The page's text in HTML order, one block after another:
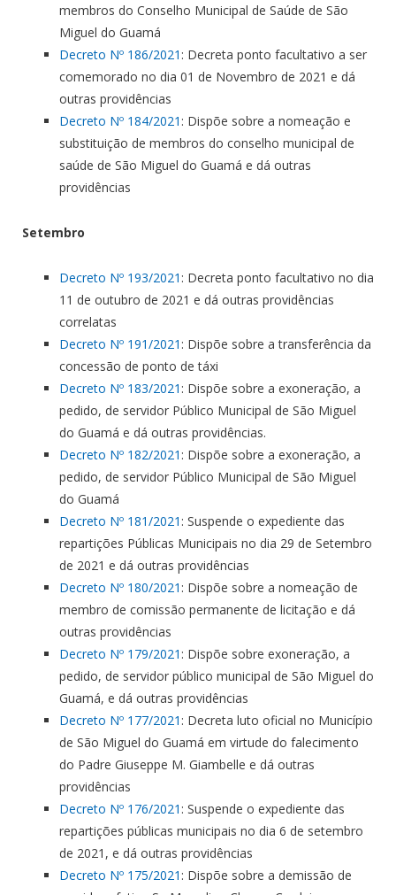
membros do Conselho Municipal de Saúde de São
Miguel do Guamá
Decreto Nº 186/2021 : Decreta ponto facultativo a ser
comemorado no dia 01 de Novembro de 2021 e dá
outras providências
Decreto Nº 184/2021 : Dispõe sobre a nomeação e
substituição de membros do conselho municipal de
saúde de São Miguel do Guamá e dá outras
providências
Setembro
Decreto Nº 193/2021 : Decreta ponto facultativo no dia
11 de outubro de 2021 e dá outras providências
correlatas
Decreto Nº 191/2021 : Dispõe sobre a transferência da
concessão de ponto de táxi
Decreto Nº 183/2021 : Dispõe sobre a exoneração, a
pedido, de servidor Público Municipal de São Miguel
do Guamá e dá outras providências.
Decreto Nº 182/2021 : Dispõe sobre a exoneração, a
pedido, de servidor Público Municipal de São Miguel
do Guamá
Decreto Nº 181/2021 : Suspende o expediente das
repartições Públicas Municipais no dia 29 de Setembro
de 2021 e dá outras providências
Decreto Nº 180/2021 : Dispõe sobre a nomeação de
membro de comissão permanente de licitação e dá
outras providências
Decreto Nº 179/2021 : Dispõe sobre exoneração, a
pedido, de servidor público municipal de São Miguel do
Guamá, e dá outras providências
Decreto Nº 177/2021 : Decreta luto oficial no Município
de São Miguel do Guamá em virtude do falecimento
do Padre Giuseppe M. Giambelle e dá outras
providências
Decreto Nº 176/2021 : Suspende o expediente das
repartições públicas municipais no dia 6 de setembro
de 2021, e dá outras providências
Decreto Nº 175/2021 : Dispõe sobre a demissão de